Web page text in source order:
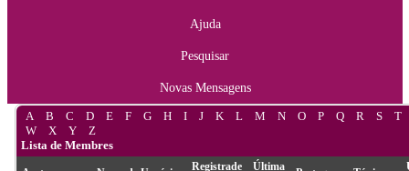
Ajuda
Pesquisar
Novas Mensagens
A B C D E F G H I J K L M N O P Q R S
T
W
X Y
Z
Lista de Membres
Registrade
Última